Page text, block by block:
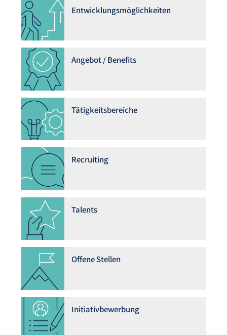
Entwicklungsmöglichkeiten
Angebot / Benefits
Tätigkeitsbereiche
Recruiting
Talents
Offene Stellen
Initiativbewerbung